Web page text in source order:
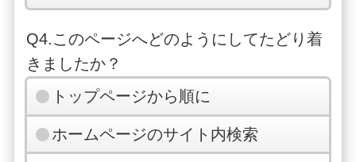
Q4.このページへどのようにしてたどり着
きましたか？
トップページから順に
ホームページのサイト内検索